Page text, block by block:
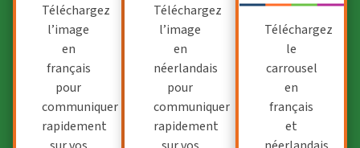
Téléchargez
l’image
en
français
pour
communiquer
rapidement
Téléchargez
l’image
en
néerlandais
pour
communiquer
rapidement
Téléchargez
le
carrousel
en
français
et